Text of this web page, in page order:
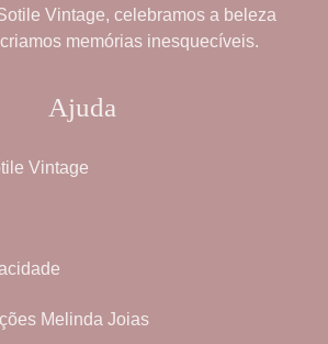
Vintage, celebramos a beleza
memórias inesquecíveis.
Ajuda
Vintage
Melinda Joias